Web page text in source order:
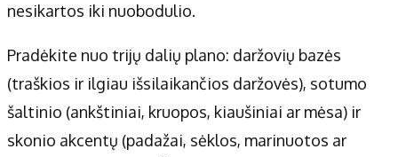
nesikartos iki nuobodulio.
Pradėkite nuo trijų dalių plano: daržovių bazės
(traškios ir ilgiau išsilaikančios daržovės), sotumo
šaltinio (ankštiniai, kruopos, kiaušiniai ar mėsa) ir
skonio akcentų (padažai, sėklos, marinuotos ar